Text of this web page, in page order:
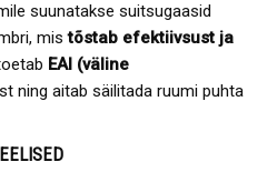
suunatakse suitsugaasid
mistõstab efektiivsust ja
EAI (väline
ning aitab säilitada ruumi puhta